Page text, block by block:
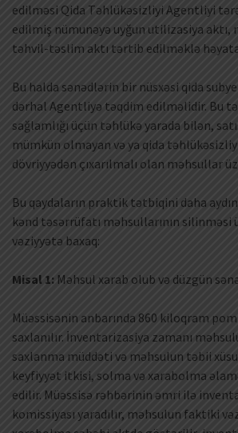
edilməsi Qida Təhlükəsizliyi Agentliyi
edilmiş nümunəyə uyğun utilizasiya aktı,
təhvil-təslim aktı tərtib edilməklə
Bu halda sənədlərin bir nüsxəsi qida
dərhal Agentliyə təqdim edilməlidir. Bu
sağlamlığı üçün təhlükə yarada bilən,
mümkün olmayan və ya qida
dövriyyədən çıxarılmalı olan məhsullar
Bu qaydaların praktik tətbiqini daha
kənd təsərrüfatı məhsullarının silinməsi
vəziyyətə baxaq:
Misal 1: Məhsul xarab olub və düzgün
Müəssisənin anbarında 860 kiloqram
saxlanılır. İnventarizasiya zamanı
saxlanma müddəti və məhsulun təbii
keyfiyyət itkisi, solma və xarabolma
edilir. Müəssisə rəhbərinin əmri ilə
komissiyası yaradılır, məhsulun faktiki